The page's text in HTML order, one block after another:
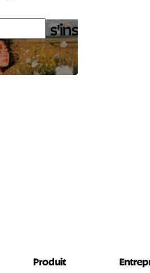
s'inscrire
Produit